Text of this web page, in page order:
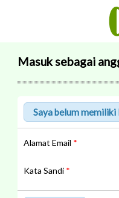
Masuk sebagai
Alamat Email *
Kata Sandi *